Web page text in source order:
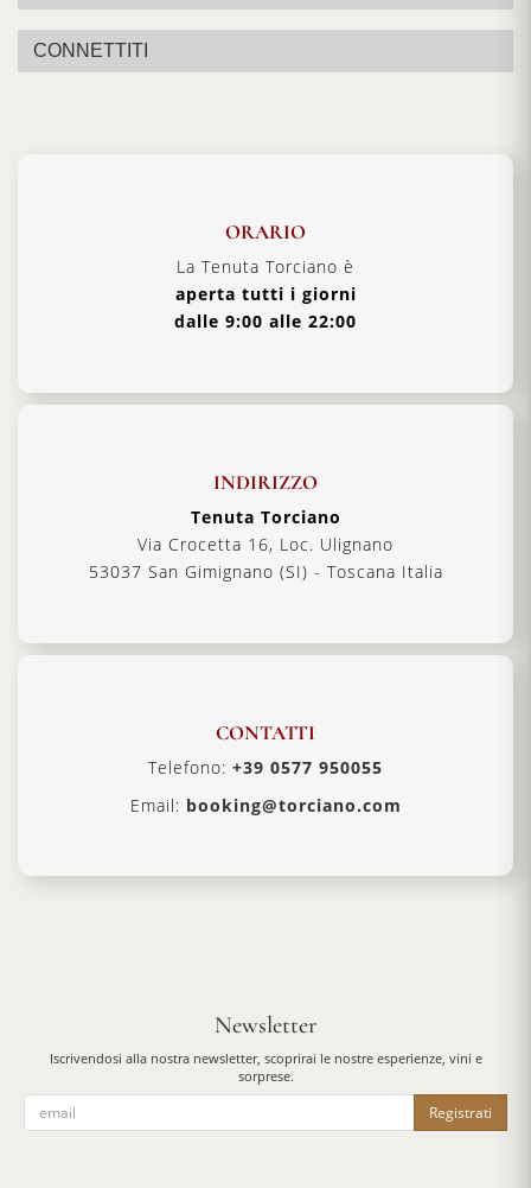
CONNETTITI
ORARIO
La Tenuta Torciano è
aperta tutti i giorni
dalle 9:00 alle 22:00
INDIRIZZO
Tenuta Torciano
Via Crocetta 16, Loc. Ulignano
53037 San Gimignano (SI) - Toscana Italia
CONTATTI
Telefono: +39 0577 950055
Email: booking@torciano.com
Newsletter
Iscrivendosi alla nostra newsletter, scoprirai le nostre esperienze, vini e
sorprese.
Registrati